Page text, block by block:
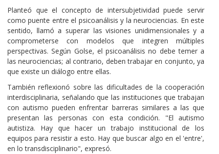
Planteó que el concepto de intersubjetividad puede servir
como puente entre el psicoanálisis y la neurociencias. En este
sentido, llamó a superar las visiones unidimensionales y a
comprometerse con modelos que integren múltiples
perspectivas. Según Golse, el psicoanálisis no debe temer a
las neurociencias; al contrario, deben trabajar en conjunto, ya
que existe un diálogo entre ellas.
También reflexionó sobre las dificultades de la cooperación
interdisciplinaria, señalando que las instituciones que trabajan
con autismo pueden enfrentar barreras similares a las que
presentan las personas con esta condición. "El autismo
autistiza. Hay que hacer un trabajo institucional de los
equipos para resistir a esto. Hay que buscar algo en el 'entre',
en lo transdisciplinario", expresó.